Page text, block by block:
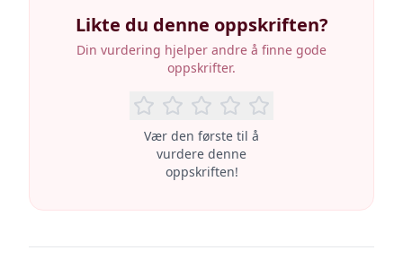
Likte du denne oppskriften?
Din vurdering hjelper andre å finne gode
oppskrifter.
Vær den første til å
vurdere denne
oppskriften!